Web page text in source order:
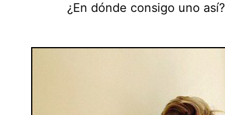
¿En dónde consigo uno así?